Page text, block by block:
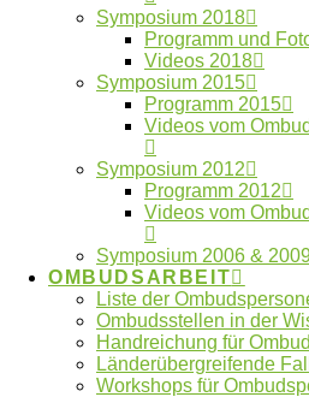
Symposium 2018
Programm und
Videos 2018
Symposium 2015
Programm 2015
Videos vom
Symposium 2012
Programm 2012
Videos vom
Symposium 2006 &
OMBUDSARBEIT
Liste der
Ombudsstellen in der
Handreichung für
Länderübergreifende
Workshops für
Expertinnen und Experten im
wissenschaftlichen Integrität.
Einzelfallerfahrung trägt das
Weiterentwicklung und
Empfehlungen zur GWP bei.
Kontakt